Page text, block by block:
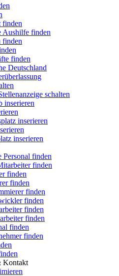
finden
Aushilfe finden
finden
finden
Deutschland
schalten
inserieren
inserieren
inserieren
Personal finden
finden
finden
finden
finden
finden
finden
finden
finden
finden
Kontakt